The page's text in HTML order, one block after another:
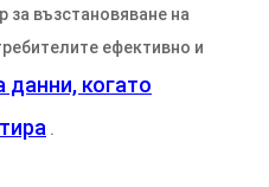
възстановяване на
ефективно и
данни, когато
.